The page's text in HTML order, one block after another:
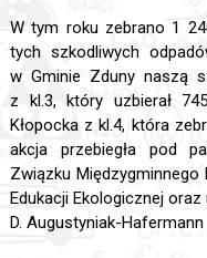
W tym roku zebrano 1
tych szkodliwych
w Gminie Zduny naszą
z kl.3, który uzbierał
Kłopocka z kl.4, która
akcja przebiegła pod
Związku Międzygminnego
Edukacji Ekologicznej
D. Augustyniak-Hafermann